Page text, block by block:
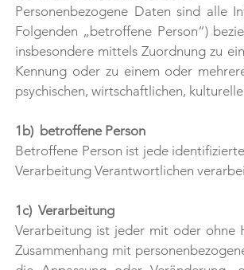
Personenbezogene Daten sind alle
Folgenden „betroffene Person“)
insbesondere mittels Zuordnung zu
Kennung oder zu einem oder
psychischen, wirtschaftlichen,
1b) betroffene Person
Betroffene Person ist jede
Verarbeitung Verantwortlichen
1c) Verarbeitung
Verarbeitung ist jeder mit oder ohne
Zusammenhang mit